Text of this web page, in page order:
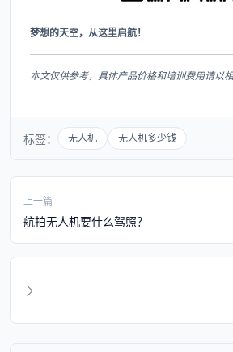
梦想的天空，从这里启航！​
本文仅供参考，具体产品价格和培训费用请以
标签： 无人机 无人机多少钱
上一篇
航拍无人机要什么驾照？